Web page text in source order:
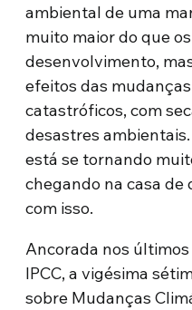
ambiental de uma
muito maior do que
desenvolvimento,
efeitos das
catastróficos, com
desastres
está se tornando
chegando na casa de
com isso.
Ancorada nos
IPCC, a vigésima
sobre Mudanças